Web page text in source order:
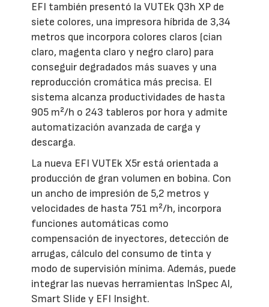
EFI también presentó la VUTEk Q3h XP de
siete colores, una impresora híbrida de 3,34
metros que incorpora colores claros (cian
claro, magenta claro y negro claro) para
conseguir degradados más suaves y una
reproducción cromática más precisa. El
sistema alcanza productividades de hasta
905 m²/h o 243 tableros por hora y admite
automatización avanzada de carga y
descarga.
La nueva EFI VUTEk X5r está orientada a
producción de gran volumen en bobina. Con
un ancho de impresión de 5,2 metros y
velocidades de hasta 751 m²/h, incorpora
funciones automáticas como
compensación de inyectores, detección de
arrugas, cálculo del consumo de tinta y
modo de supervisión mínima. Además, puede
integrar las nuevas herramientas InSpec AI,
Smart Slide y EFI Insight.